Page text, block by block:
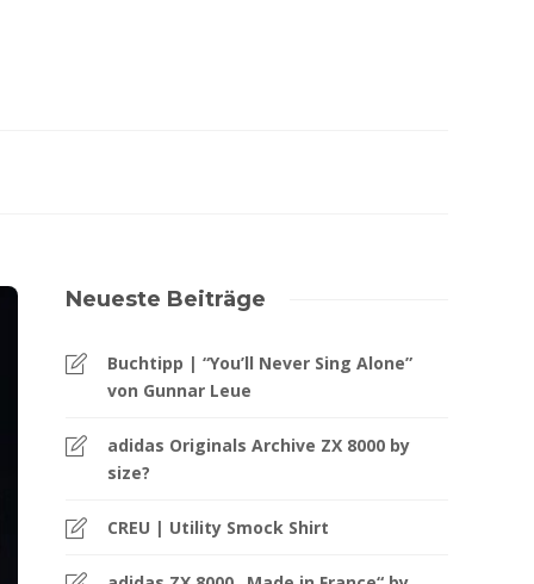
Neueste Beiträge
Buchtipp | “You’ll Never Sing Alone”
von Gunnar Leue
adidas Originals Archive ZX 8000 by
size?
CREU | Utility Smock Shirt